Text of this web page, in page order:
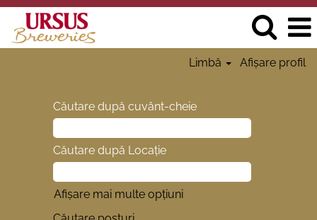
Limbă Afișare profil
Căutare după cuvânt-cheie
Căutare după Locație
Afișare mai multe opțiuni